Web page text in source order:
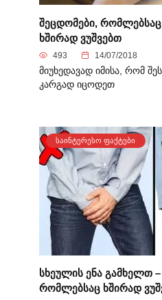
შეცდომები,
ხშირად ვუშვებთ
493 14/07/2018
მიუხედავად იმისა, რომ
კარგად იცოდეთ
ᲡᲐᲘᲜᲢᲔᲠᲔᲡᲝ ᲤᲐᲥᲢᲔᲑᲘ
სხეულის ენა გამხელთ
რომლებსაც ხშირად